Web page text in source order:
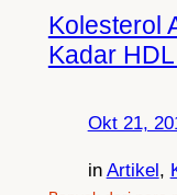
Kolesterol
Kadar
Okt 21,
in Artikel,